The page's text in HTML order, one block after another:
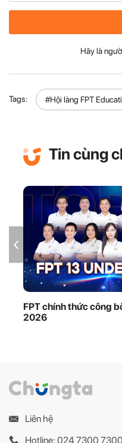
Hãy là
Tags: #Hội làng FPT
Tin cùng
FPT chính thức công
2026
Liên hệ
Hotline: 024 7300 7300